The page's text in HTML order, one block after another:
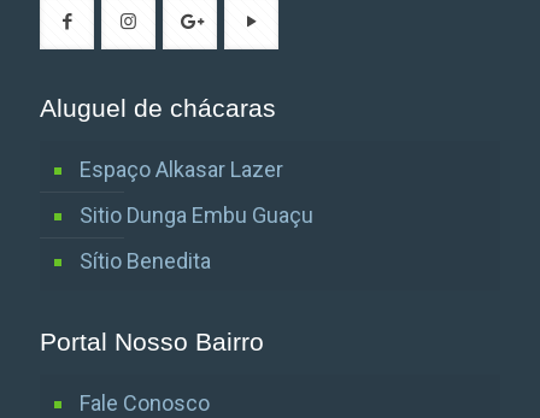
Aluguel de chácaras
Espaço Alkasar Lazer
Sitio Dunga Embu Guaçu
Sítio Benedita
Portal Nosso Bairro
Fale Conosco